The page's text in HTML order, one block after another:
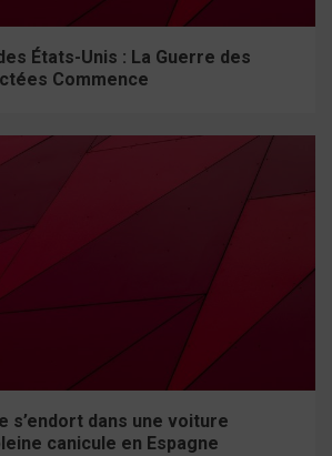
États-Unis : La Guerre des
Commence
s’endort dans une voiture
canicule en Espagne